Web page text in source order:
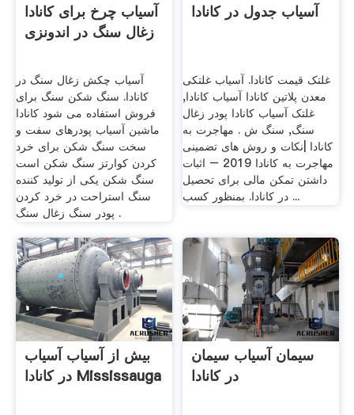
آسیاب چرخ برای کانادا
زغال سنگ در اندونزی
آسیاب چکش زغال سنگ در
کانادا. سنگ شکن سنگ برای
فروش استفاده می شود کانادا
ماشین آسیاب پودرهای سفت و
سخت سنگ شکن برای خرد
کردن کوارتز سنگ شکن است
سنگ شکن یکی از تولید کننده
سنگ استراحت در خرد کردن
پودر سنگ زغال سنگ .
آسیاب جدول در کانادا
غلتک قیمت کانادا. آسیاب غلتکی
معدن پلاتین کانادا آسیاب کانادا,
غلتک آسیاب کانادا پودر زغال
سنگ, سنگ ش . مهاجرت به
کانادا |نکات و روش های تضمینی
مهاجرت به کانادا 2019 – اثبات
داشتن تمکن مالی برای تحصیل
در کانادا. بمنظور کسب ...
بیش از آسیاب آسیاب
در کانادا Mississauga
سیمان آسیاب سیمان
در کانادا